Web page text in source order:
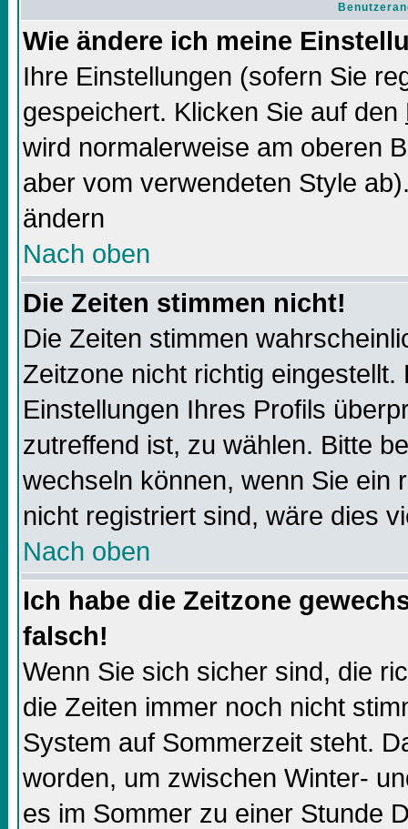
Wie ändere ich meine
Ihre Einstellungen (sofern Sie
gespeichert. Klicken Sie auf den
wird normalerweise am oberen
aber vom verwendeten Style
ändern
Nach oben
Die Zeiten stimmen nicht!
Die Zeiten stimmen
Zeitzone nicht richtig
Einstellungen Ihres Profils
zutreffend ist, zu wählen. Bitte
wechseln können, wenn Sie ein
nicht registriert sind, wäre dies
Nach oben
Ich habe die Zeitzone
falsch!
Wenn Sie sich sicher sind, die
die Zeiten immer noch nicht
System auf Sommerzeit steht.
worden, um zwischen Winter-
es im Sommer zu einer Stunde